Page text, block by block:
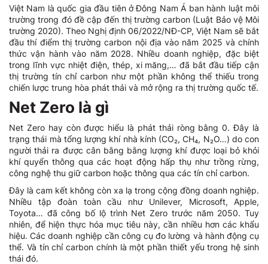
Việt Nam là quốc gia đầu tiên ở Đông Nam Á ban hành luật môi
trường trong đó đề cập đến thị trường carbon (Luật Bảo vệ Môi
trường 2020). Theo Nghị định 06/2022/NĐ-CP, Việt Nam sẽ bắt
đầu thí điểm thị trường carbon nội địa vào năm 2025 và chính
thức vận hành vào năm 2028. Nhiều doanh nghiệp, đặc biệt
trong lĩnh vực nhiệt điện, thép, xi măng,… đã bắt đầu tiếp cận
thị trường tín chỉ carbon như một phần không thể thiếu trong
chiến lược trung hòa phát thải và mở rộng ra thị trường quốc tế.
Net Zero là gì
Net Zero hay còn được hiểu là phát thải ròng bằng 0. Đây là
trạng thái mà tổng lượng khí nhà kính (CO₂, CH₄, N₂O…) do con
người thải ra được cân bằng bằng lượng khí được loại bỏ khỏi
khí quyển thông qua các hoạt động hấp thụ như trồng rừng,
công nghệ thu giữ carbon hoặc thông qua các tín chỉ carbon.
Đây là cam kết không còn xa lạ trong cộng đồng doanh nghiệp.
Nhiều tập đoàn toàn cầu như Unilever, Microsoft, Apple,
Toyota… đã công bố lộ trình Net Zero trước năm 2050. Tuy
nhiên, để hiện thực hóa mục tiêu này, cần nhiều hơn các khẩu
hiệu. Các doanh nghiệp cần công cụ đo lường và hành động cụ
thể. Và tín chỉ carbon chính là một phần thiết yếu trong hệ sinh
thái đó.